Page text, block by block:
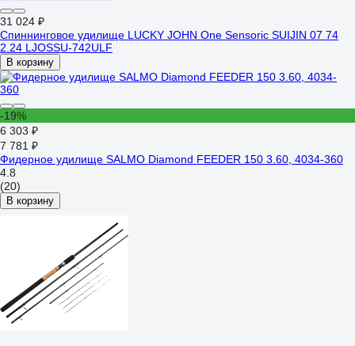
31 024 ₽
Спиннинговое удилище LUCKY JOHN One Sensoric SUIJIN 07 74
2.24 LJOSSU-742ULF
В корзину
-19%
6 303 ₽
7 781 ₽
Фидерное удилище SALMO Diamond FEEDER 150 3.60, 4034-360
4.8
(20)
В корзину